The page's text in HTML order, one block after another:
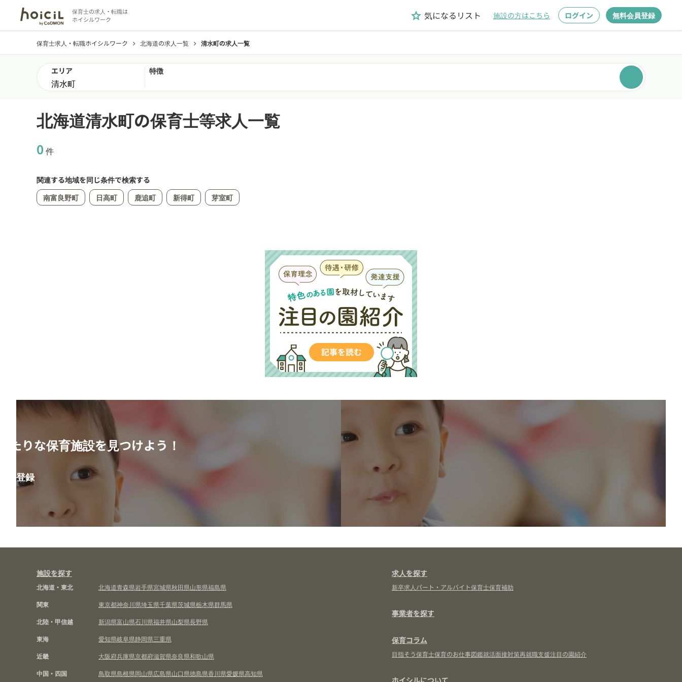
保育士の求人・転職は
ホイシルワーク
grade 気になるリスト 施設の方はこちら ログイン 無料会員登録
保育士求人・転職ホイシルワーク chevron_right 北海道の求人一覧 chevron_right 清水町の求人一覧
エリア 特徴
北海道清水町の保育士等求人一覧
0 件
関連する地域を同じ条件で検索する
南富良野町
日高町 鹿追町 新得町 芽室町
たりな保育施設を見つけよう！
員登録
施設を探す
北海道・東北 北海道青森県岩手県宮城県秋田県山形県福島県
関東
東京都神奈川県埼玉県千葉県茨城県栃木県群馬県
北陸・甲信越
新潟県富山県石川県福井県山梨県長野県
東海
愛知県岐阜県静岡県三重県
近畿
大阪府兵庫県京都府滋賀県奈良県和歌山県
中国・四国
鳥取県島根県岡山県広島県山口県徳島県香川県愛媛県高知県
求人を探す
新卒求人 パート・アルバイト保育士保育補助
事業者を探す
保育コラム
目指そう保育士保育のお仕事図鑑就活面接対策再就職支援注目の園紹介
ホイシルについて